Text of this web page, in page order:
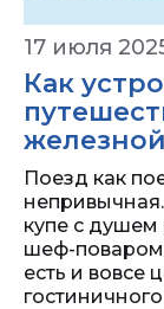
17 июля
Как
Поезд как
купе с душем
шеф-поваром
есть и вовсе